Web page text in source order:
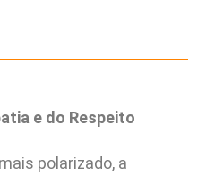
e do Respeito
polarizado, a